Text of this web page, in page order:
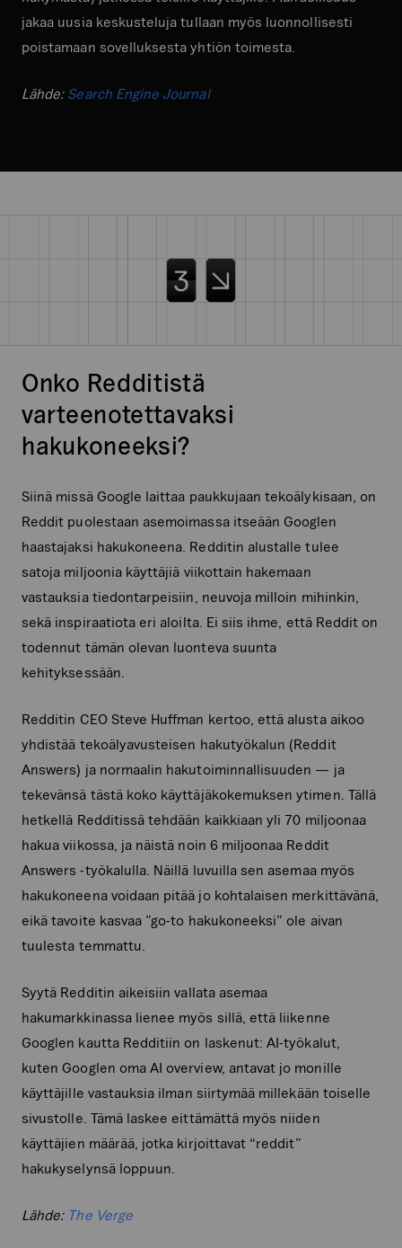
jakaa uusia keskusteluja tullaan myös luonnollisesti
poistamaan sovelluksesta yhtiön toimesta.
Lähde: Search Engine Journal
Onko Redditistä
varteenotettavaksi
hakukoneeksi?
Siinä missä Google laittaa paukkujaan tekoälykisaan, on
Reddit puolestaan asemoimassa itseään Googlen
haastajaksi hakukoneena. Redditin alustalle tulee
satoja miljoonia käyttäjiä viikottain hakemaan
vastauksia tiedontarpeisiin, neuvoja milloin mihinkin,
sekä inspiraatiota eri aloilta. Ei siis ihme, että Reddit on
todennut tämän olevan luonteva suunta
kehityksessään.
Redditin CEO Steve Huffman kertoo, että alusta aikoo
yhdistää tekoälyavusteisen hakutyökalun (Reddit
Answers) ja normaalin hakutoiminnallisuuden — ja
tekevänsä tästä koko käyttäjäkokemuksen ytimen. Tällä
hetkellä Redditissä tehdään kaikkiaan yli 70 miljoonaa
hakua viikossa, ja näistä noin 6 miljoonaa Reddit
Answers -työkalulla. Näillä luvuilla sen asemaa myös
hakukoneena voidaan pitää jo kohtalaisen merkittävänä,
eikä tavoite kasvaa ”go-to hakukoneeksi” ole aivan
tuulesta temmattu.
Syytä Redditin aikeisiin vallata asemaa
hakumarkkinassa lienee myös sillä, että liikenne
Googlen kautta Redditiin on laskenut: AI-työkalut,
kuten Googlen oma AI overview, antavat jo monille
käyttäjille vastauksia ilman siirtymää millekään toiselle
sivustolle. Tämä laskee eittämättä myös niiden
käyttäjien määrää, jotka kirjoittavat “reddit”
hakukyselynsä loppuun.
Lähde: The Verge